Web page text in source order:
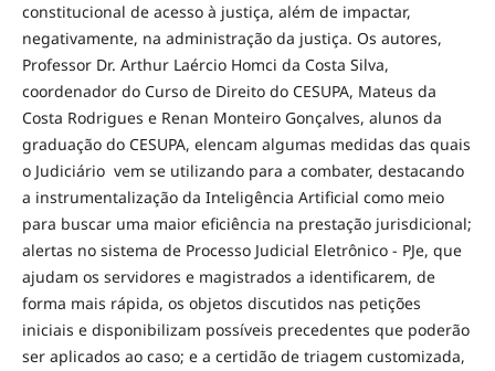
constitucional de acesso à justiça, além de impactar,
negativamente, na administração da justiça. Os autores,
Professor Dr. Arthur Laércio Homci da Costa Silva,
coordenador do Curso de Direito do CESUPA, Mateus da
Costa Rodrigues e Renan Monteiro Gonçalves, alunos da
graduação do CESUPA, elencam algumas medidas das quais
o Judiciário vem se utilizando para a combater, destacando
a instrumentalização da Inteligência Artificial como meio
para buscar uma maior eficiência na prestação jurisdicional;
alertas no sistema de Processo Judicial Eletrônico - PJe, que
ajudam os servidores e magistrados a identificarem, de
forma mais rápida, os objetos discutidos nas petições
iniciais e disponibilizam possíveis precedentes que poderão
ser aplicados ao caso; e a certidão de triagem customizada,